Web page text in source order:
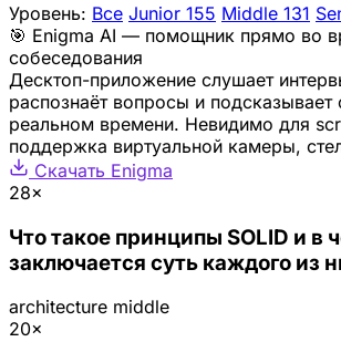
Уровень: Все Junior 155 Middle 131
🎯 Enigma AI — помощник прямо во
собеседования
Десктоп-приложение слушает
распознаёт вопросы и подсказывает
реальном времени. Невидимо для
поддержка виртуальной камеры,
Скачать Enigma
28×
Что такое принципы SOLID и в
заключается суть каждого из
architecture middle
20×